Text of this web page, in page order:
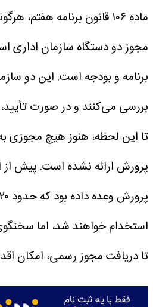
ماده ۱۰۶ قانون برنامه
مجوز دو دستگاه سازمان اداری
برنامه و بودجه است. این دو
بررسی می‌کنند و در صورت
تا این لحظه، هنوز هیچ مجوزی
پرورش ارائه نشده است. پیش از
استخدام خواهند شد، اما
تا دریافت مجوز رسمی، امکان